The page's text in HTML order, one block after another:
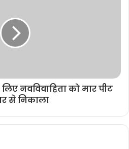
नवविवाहिता को मार पीट
से निकाला